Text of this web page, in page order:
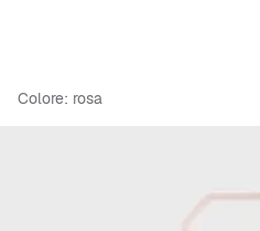
Colore: rosa